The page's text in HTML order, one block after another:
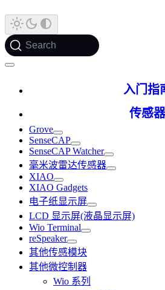
Search
入门指
传感器
Grove
SenseCAP
SenseCAP Watcher
毫米波雷达传感器
XIAO
XIAO Gadgets
电子纸显示屏
LCD 显示屏(液晶显示屏)
Wio Terminal
reSpeaker
其他传感模块
其他微控制器
Wio 系列